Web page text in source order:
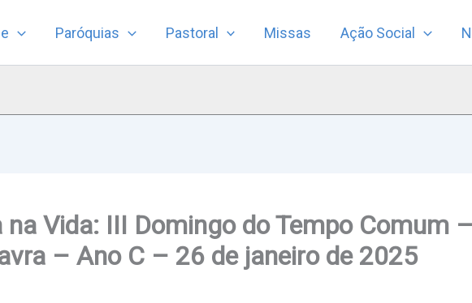
Paróquias Pastoral Missas Ação Social
na Vida: III Domingo do Tempo Comum –
– Ano C – 26 de janeiro de 2025